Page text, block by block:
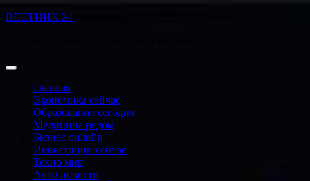
Перейти
ВЕСТНИК 24
Главная
Экономика сейчас
Образование сегодня
Медицина рядом
Бизнес онлайн
Инвестиции сейчас
Техно мир
Авто новости